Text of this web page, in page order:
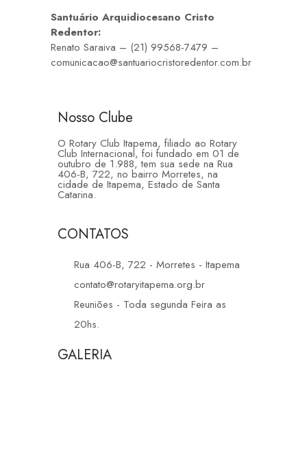
Santuário Arquidiocesano Cristo
Redentor:
Renato Saraiva – (21) 99568-7479 –
comunicacao@santuariocristoredentor.com.br
Nosso Clube
O Rotary Club Itapema, filiado ao Rotary
Club Internacional, foi fundado em 01 de
outubro de 1.988, tem sua sede na Rua
406-B, 722, no bairro Morretes, na
cidade de Itapema, Estado de Santa
Catarina.
CONTATOS
Rua 406-B, 722 - Morretes - Itapema
contato@rotaryitapema.org.br
Reuniões - Toda segunda Feira as
20hs.
GALERIA